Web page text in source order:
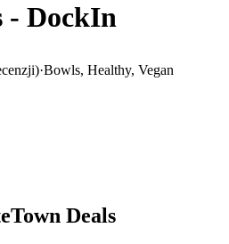
- DockIn
)·Bowls, Healthy, Vegan
Deals